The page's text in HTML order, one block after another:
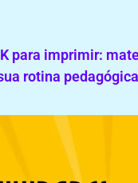
para imprimir:
rotina pedagógica